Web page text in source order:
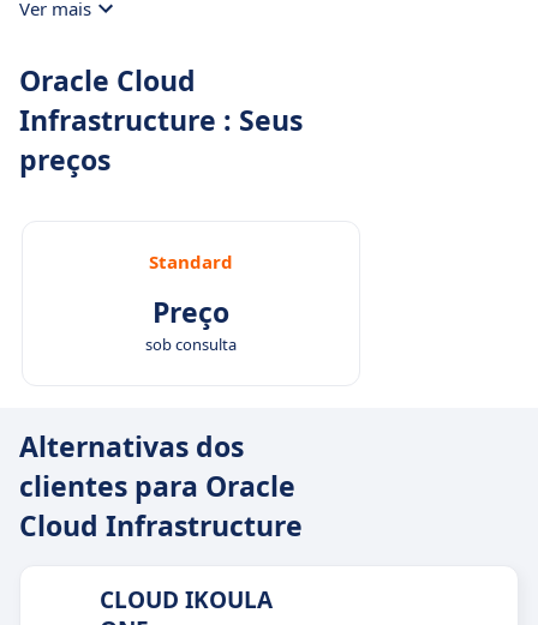
Ver mais
Oracle Cloud
Infrastructure : Seus
preços
Standard
Preço
sob consulta
Alternativas dos
clientes para Oracle
Cloud Infrastructure
CLOUD IKOULA